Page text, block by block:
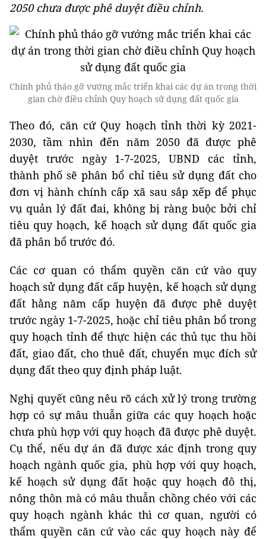
2050 chưa được phê duyệt điều chỉnh.
Chính phủ tháo gỡ vướng mắc triển khai các dự án trong thời
gian chờ điều chỉnh Quy hoạch sử dụng đất quốc gia
Theo đó, căn cứ Quy hoạch tỉnh thời kỳ 2021-
2030, tầm nhìn đến năm 2050 đã được phê
duyệt trước ngày 1-7-2025, UBND các tỉnh,
thành phố sẽ phân bổ chỉ tiêu sử dụng đất cho
đơn vị hành chính cấp xã sau sắp xếp để phục
vụ quản lý đất đai, không bị ràng buộc bởi chỉ
tiêu quy hoạch, kế hoạch sử dụng đất quốc gia
đã phân bổ trước đó.
Các cơ quan có thẩm quyền căn cứ vào quy
hoạch sử dụng đất cấp huyện, kế hoạch sử dụng
đất hằng năm cấp huyện đã được phê duyệt
trước ngày 1-7-2025, hoặc chỉ tiêu phân bổ trong
quy hoạch tỉnh để thực hiện các thủ tục thu hồi
đất, giao đất, cho thuê đất, chuyển mục đích sử
dụng đất theo quy định pháp luật.
Nghị quyết cũng nêu rõ cách xử lý trong trường
hợp có sự mâu thuẫn giữa các quy hoạch hoặc
chưa phù hợp với quy hoạch đã được phê duyệt.
Cụ thể, nếu dự án đã được xác định trong quy
hoạch ngành quốc gia, phù hợp với quy hoạch,
kế hoạch sử dụng đất hoặc quy hoạch đô thị,
nông thôn mà có mâu thuẫn chồng chéo với các
quy hoạch ngành khác thì cơ quan, người có
thẩm quyền căn cứ vào các quy hoạch này để